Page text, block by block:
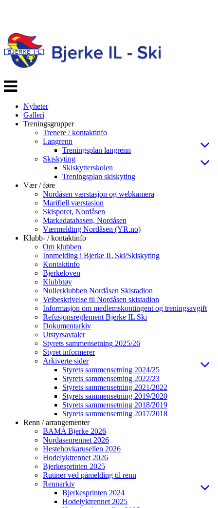
Veksle
navigasjon
Nyheter
Galleri
Treningsgrupper
Trenere / kontaktinfo
Langrenn
Treningsplan langrenn
Skiskyting
Skiskytterskolen
Treningsplan skiskyting
Vær / føre
Nordåsen værstasjon og webkamera
Marifjell værstasjon
Skisporet, Nordåsen
Markadatabasen, Nordåsen
Værmelding Nordåsen (YR.no)
Klubb- / kontaktinfo
Om klubben
Innmelding i Bjerke IL Ski/Skiskyting
Kontaktinfo
Bjerkeloven
Klubbtøy
Nullerklubben Nordåsen Skistadion
Veibeskrivelse til Nordåsen skistadion
Informasjon om medlemskontingent og treningsavgift
Refusjonsreglement Bjerke IL Ski
Dokumentarkiv
Utstyrsavtaler
Styrets sammensetning 2025/26
Styret informerer
Arkiverte sider
Styrets sammensetning 2024/25
Styrets sammensetning 2022/23
Styrets sammensetning 2021/2022
Styrets sammensetning 2019/2020
Styrets sammensetning 2018/2019
Styrets sammensetning 2017/2018
Renn / arrangementer
BAMA Bjerke 2026
Nordåsenrennet 2026
Hestehovkarusellen 2026
Hodelyktrennet 2026
Bjerkesprinten 2025
Rutiner ved påmelding til renn
Rennarkiv
Bjerkesprinten 2024
Hodelyktrennet 2025